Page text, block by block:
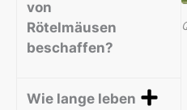
von
Rötelmäusen
beschaffen?
Wie lange leben